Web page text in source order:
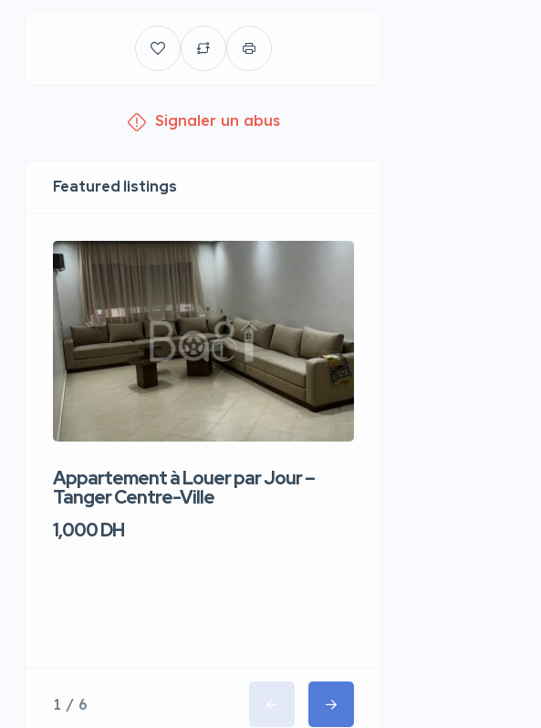
Signaler un abus
Featured listings
Appartement à Louer par Jour –
Tanger Centre-Ville
1,000 DH
1 / 6